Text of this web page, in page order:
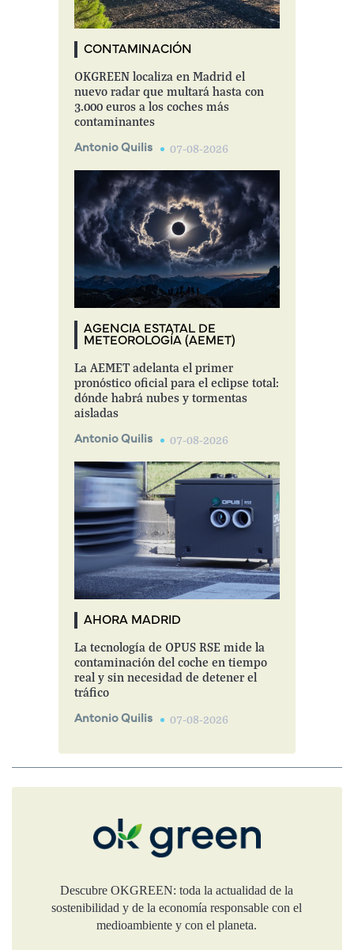
CONTAMINACIÓN
OKGREEN localiza en Madrid el
nuevo radar que multará hasta con
3.000 euros a los coches más
contaminantes
Antonio Quilis 07-08-2026
AGENCIA ESTATAL DE
METEOROLOGÍA (AEMET)
La AEMET adelanta el primer
pronóstico oficial para el eclipse total:
dónde habrá nubes y tormentas
aisladas
Antonio Quilis 07-08-2026
AHORA MADRID
La tecnología de OPUS RSE mide la
contaminación del coche en tiempo
real y sin necesidad de detener el
tráfico
Antonio Quilis 07-08-2026
Descubre OKGREEN: toda la actualidad de la
sostenibilidad y de la economía responsable con el
medioambiente y con el planeta.